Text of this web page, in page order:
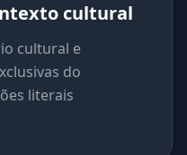
cultural
cultural e
do
literais